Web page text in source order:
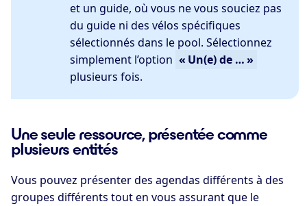
et un guide, où vous ne vous souciez pas
du guide ni des vélos spécifiques
sélectionnés dans le pool. Sélectionnez
simplement l’option « Un(e) de … »
plusieurs fois.
Une seule ressource, présentée comme
plusieurs entités
Vous pouvez présenter des agendas différents à des
groupes différents tout en vous assurant que le